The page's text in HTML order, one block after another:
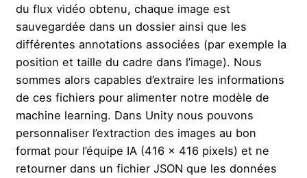
du flux vidéo obtenu, chaque image est
sauvegardée dans un dossier ainsi que les
différentes annotations associées (par exemple la
position et taille du cadre dans l’image). Nous
sommes alors capables d’extraire les informations
de ces fichiers pour alimenter notre modèle de
machine learning. Dans Unity nous pouvons
personnaliser l’extraction des images au bon
format pour l’équipe IA (416 x 416 pixels) et ne
retourner dans un fichier JSON que les données